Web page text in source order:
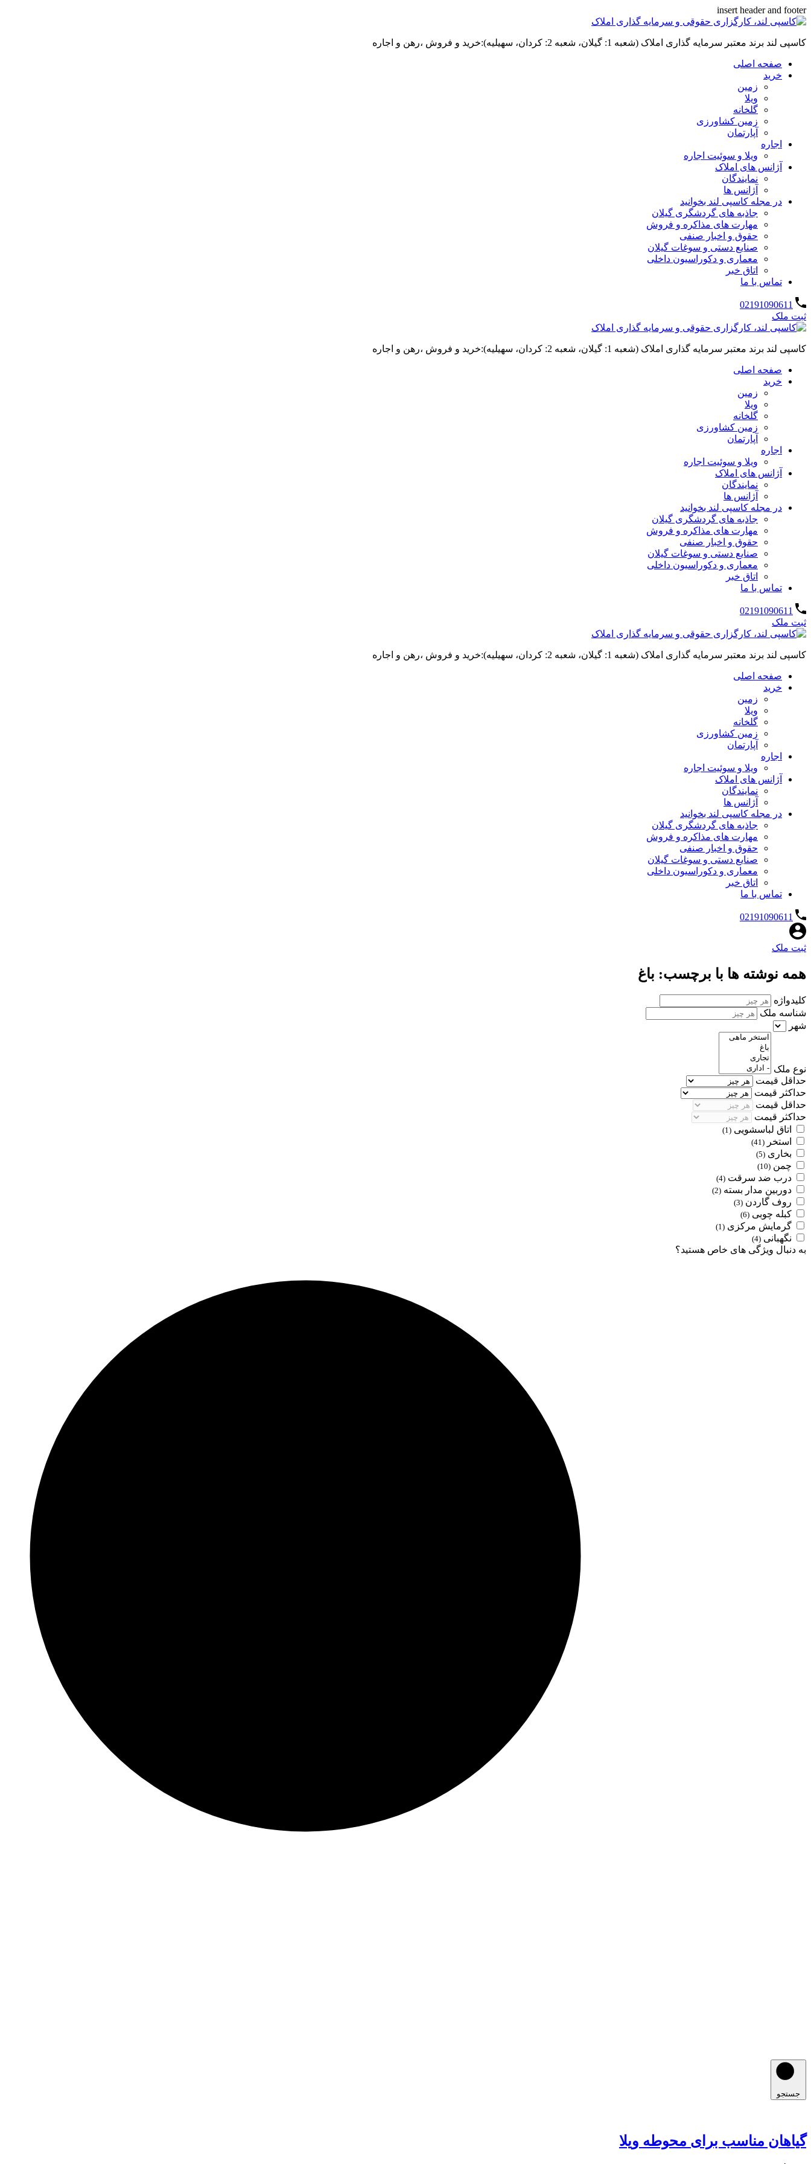
insert header and footer
کاسپی لند برند معتبر سرمایه گذاری املاک (شعبه 1: گیلان، شعبه 2: کردان، سهیلیه):خرید و فروش ،رهن و اجاره
صفحه اصلی
خرید
زمین
ویلا
گلخانه
زمین کشاورزی
آپارتمان
اجاره
ویلا و سوئیت اجاره
آژانس های املاک
نمایندگان
آژانس ها
در مجله کاسپی لند بخوانید
جاذبه های گردشگری گیلان
مهارت های مذاکره و فروش
حقوق و اخبار صنفی
صنایع دستی و سوغات گیلان
معماری و دکوراسیون داخلی
اتاق خبر
تماس با ما
02191090611
ثبت ملک
کاسپی لند برند معتبر سرمایه گذاری املاک (شعبه 1: گیلان، شعبه 2: کردان، سهیلیه):خرید و فروش ،رهن و اجاره
صفحه اصلی
خرید
زمین
ویلا
گلخانه
زمین کشاورزی
آپارتمان
اجاره
ویلا و سوئیت اجاره
آژانس های املاک
نمایندگان
آژانس ها
در مجله کاسپی لند بخوانید
جاذبه های گردشگری گیلان
مهارت های مذاکره و فروش
حقوق و اخبار صنفی
صنایع دستی و سوغات گیلان
معماری و دکوراسیون داخلی
اتاق خبر
تماس با ما
02191090611
ثبت ملک
کاسپی لند برند معتبر سرمایه گذاری املاک (شعبه 1: گیلان، شعبه 2: کردان، سهیلیه):خرید و فروش ،رهن و اجاره
صفحه اصلی
خرید
زمین
ویلا
گلخانه
زمین کشاورزی
آپارتمان
اجاره
ویلا و سوئیت اجاره
آژانس های املاک
نمایندگان
آژانس ها
در مجله کاسپی لند بخوانید
جاذبه های گردشگری گیلان
مهارت های مذاکره و فروش
حقوق و اخبار صنفی
صنایع دستی و سوغات گیلان
معماری و دکوراسیون داخلی
اتاق خبر
تماس با ما
02191090611
ثبت ملک
همه نوشته ها با برچسب: باغ
کلیدواژه
شناسه ملک
شهر
نوع ملک
حداقل قیمت
حداکثر قیمت
حداقل قیمت
حداکثر قیمت
اتاق لباسشویی (1)
استخر (41)
بخاری (5)
چمن (10)
درب ضد سرقت (4)
دوربین مدار بسته (2)
روف گاردن (3)
کبله چوبی (6)
گرمایش مرکزی (1)
نگهبانی (4)
به دنبال ویژگی های خاص هستید؟
جستجو
گیاهان مناسب برای محوطه ویلا